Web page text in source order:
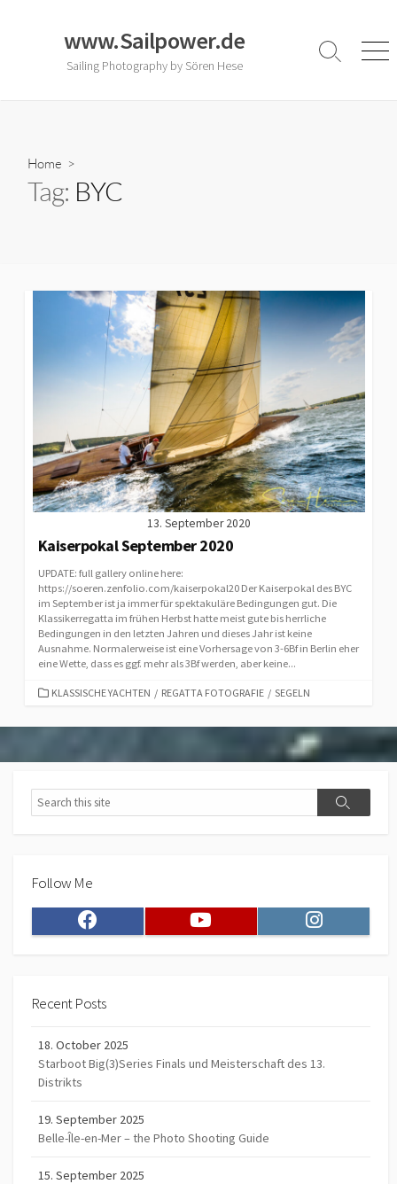
www.Sailpower.de
Sailing Photography by Sören Hese
Search
Home >
Tag: BYC
13. September 2020
Kaiserpokal September 2020
UPDATE: full gallery online here:
https://soeren.zenfolio.com/kaiserpokal20 Der Kaiserpokal des BYC
im September ist ja immer für spektakuläre Bedingungen gut. Die
Klassikerregatta im frühen Herbst hatte meist gute bis herrliche
Bedingungen in den letzten Jahren und dieses Jahr ist keine
Ausnahme. Normalerweise ist eine Vorhersage von 3-6Bf in Berlin eher
eine Wette, dass es ggf. mehr als 3Bf werden, aber keine...
CATEGORIES
KLASSISCHE YACHTEN / REGATTA FOTOGRAFIE / SEGELN
Search
Search
Follow Me
Facebook Instagram
Recent Posts
18. October 2025
Starboot Big(3)Series Finals und Meisterschaft des 13.
Distrikts
19. September 2025
Belle-Île-en-Mer – the Photo Shooting Guide
15. September 2025